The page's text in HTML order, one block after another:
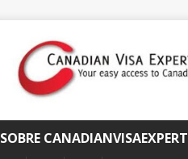
SOBRE CANADIANVISAEXPERT